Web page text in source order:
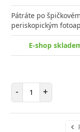
Pátráte po
periskopickým
E-shop
- Počet položek
+